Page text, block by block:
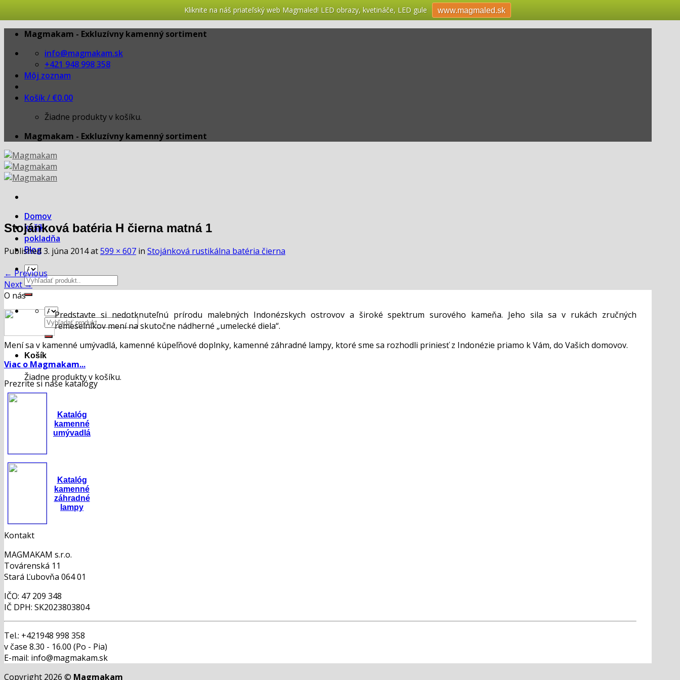
Skip
content
Magmakam - Exkluzívny kamenný sortiment
info@magmakam.sk
+421 948 998 358
Môj zoznam
Košík / €0.00
Žiadne produkty v košíku.
Magmakam - Exkluzívny kamenný sortiment
Domov
košík
pokladňa
Blog
Hľadať:
Hľadať:
Košík
Žiadne produkty v košíku.
Stojánková batéria H čierna matná 1
Published3. júna 2014at599 × 607 in Stojánková rustikálna batéria čierna
← Previous
Next→
O nás
Predstavte si nedotknuteľnú prírodu malebných Indonézskych ostrovov a široké spektrum surového kameňa. Jeho sila sa v rukách zručných
remeselníkov mení na skutočne nádherné „umelecké diela“.
Mení sa v kamenné umývadlá, kamenné kúpeľňové doplnky, kamenné záhradné lampy, ktoré sme sa rozhodli priniesť z Indonézie priamo k Vám, do Vašich domovov.
Viac o Magmakam...
Prezrite si naše katalógy
Katalóg
kamenné
umývadlá
Katalóg
kamenné
záhradné
lampy
Kontakt
MAGMAKAM s.r.o.
Továrenská 11
Stará Ľubovňa 064 01
IČO: 47 209 348
IČ DPH: SK2023803804
Tel.: +421948 998 358
v čase 8.30 - 16.00 (Po - Pia)
E-mail: info@magmakam.sk
Copyright 2026 © Magmakam
Kliknite na náš priateľský web Magmaled! LED obrazy, kvetináče, LED gule www.magmaled.sk